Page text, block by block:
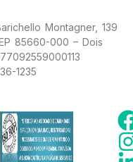
Montagner, 139
85660-000 – Dois
1235